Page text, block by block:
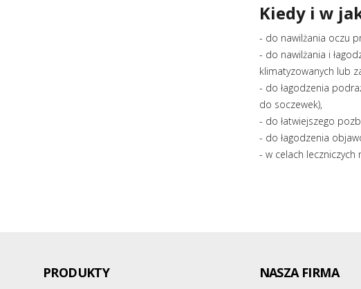
Kiedy i w
- do nawilżania oczu
- do nawilżania i
klimatyzowanych lub
- do łagodzenia
do soczewek),
- do łatwiejszego
- do łagodzenia
- w celach
PRODUKTY NASZA FIRMA